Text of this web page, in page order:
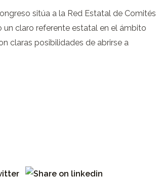
sitúa a la Red Estatal de Comités
claro referente estatal en el ámbito
claras posibilidades de abrirse a